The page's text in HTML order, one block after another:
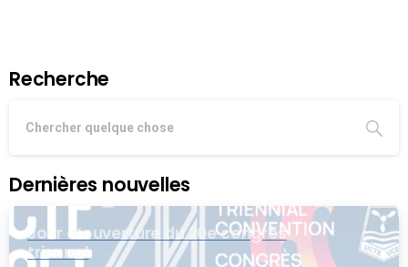
Recherche
Dernières nouvelles
Jour d’ouverture du 20e congrès
triennal